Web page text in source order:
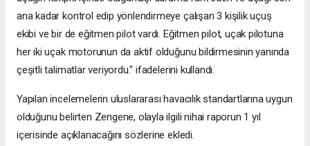
ana kadar kontrol edip yönlendirmeye çalışan 3 kişilik uçuş
ekibi ve bir de eğitmen pilot vardı. Eğitmen pilot, uçak pilotuna
her iki uçak motorunun da aktif olduğunu bildirmesinin yanında
çeşitli talimatlar veriyordu." ifadelerini kullandı.
Yapılan incelemelerin uluslararası havacılık standartlarına uygun
olduğunu belirten Zengene, olayla ilgili nihai raporun 1 yıl
içerisinde açıklanacağını sözlerine ekledi.